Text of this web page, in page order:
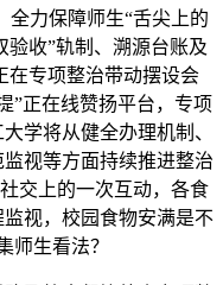
力保障师生“舌尖上的
验收”轨制、溯源台账及
在专项整治带动摆设会
”正在线赞扬平台，专项
学将从健全办理机制、
视等方面持续推进整治
交上的一次互动，各食
视，校园食物安满是不
师生看法？